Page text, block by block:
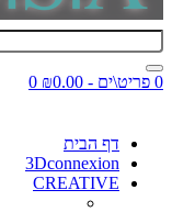
0 פריט\ים - ₪0.00 0
דף הבית
3Dconnexion
CREATIVE